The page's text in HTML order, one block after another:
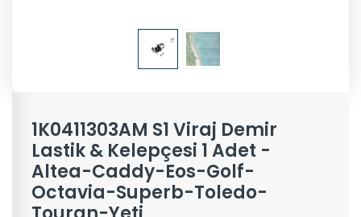
1K0411303AM S1 Viraj Demir
Lastik & Kelepçesi 1 Adet -
Altea-Caddy-Eos-Golf-
Octavia-Superb-Toledo-